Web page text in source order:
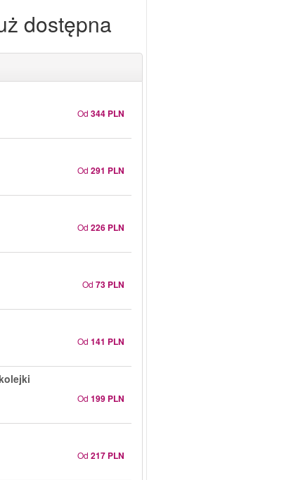
dostępna
Od 344 PLN
Od 291 PLN
Od 226 PLN
Od 73 PLN
Od 141 PLN
Od 199 PLN
Od 217 PLN